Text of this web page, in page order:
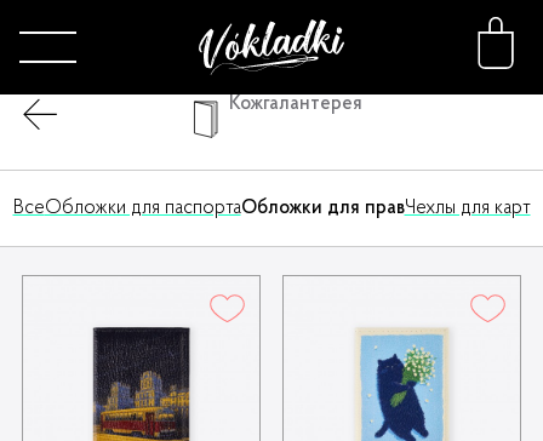
Конструктор
Подарочные сертификаты и
Кожгалантерея
ВсеОбложки для паспортаОбложки для правЧехлы для карт
Сортировка